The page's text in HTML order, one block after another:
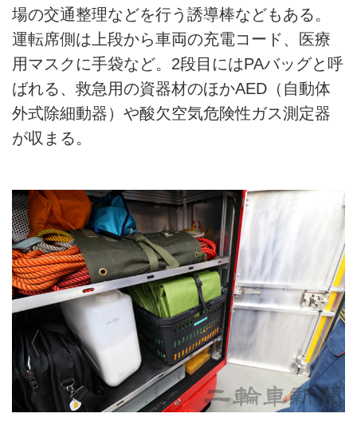
場の交通整理などを行う誘導棒などもある。
運転席側は上段から車両の充電コード、医療
用マスクに手袋など。2段目にはPAバッグと呼
ばれる、救急用の資器材のほかAED（自動体
外式除細動器）や酸欠空気危険性ガス測定器
が収まる。